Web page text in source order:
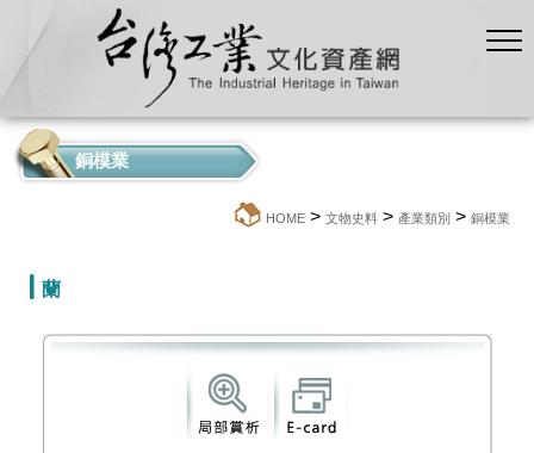
銅模業
HOME > 文物史料 > 產業類別 > 銅模業
蘭